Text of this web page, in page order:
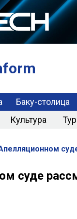
Баку-столица
Культура
суде